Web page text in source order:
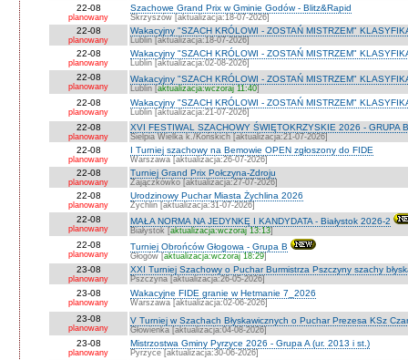
22-08
planowany
Szachowe Grand Prix w Gminie Godów - Blitz&Rapid
Skrzyszów [aktualizacja:18-07-2026]
22-08
planowany
Wakacyjny "SZACH KRÓLOWI - ZOSTAŃ MISTRZEM"
Lublin [aktualizacja:18-07-2026]
22-08
planowany
Wakacyjny "SZACH KRÓLOWI - ZOSTAŃ MISTRZEM"
Lublin [aktualizacja:02-08-2026]
22-08
planowany
Wakacyjny "SZACH KRÓLOWI - ZOSTAŃ MISTRZEM"
Lublin [aktualizacja:wczoraj 11:40]
22-08
planowany
Wakacyjny "SZACH KRÓLOWI - ZOSTAŃ MISTRZEM"
Lublin [aktualizacja:21-07-2026]
22-08
planowany
XVI FESTIWAL SZACHOWY ŚWIĘTOKRZYSKIE 2026 - GRUPA B
Sielpia Wielka k./Końskich [aktualizacja:21-07-2026]
22-08
planowany
I Turniej szachowy na Bemowie OPEN zgłoszony do FIDE
Warszawa [aktualizacja:26-07-2026]
22-08
planowany
Turniej Grand Prix Połczyna-Zdroju
Zajączkówko [aktualizacja:27-07-2026]
22-08
planowany
Urodzinowy Puchar Miasta Żychlina 2026
Żychlin [aktualizacja:31-07-2026]
22-08
planowany
MAŁA NORMA NA JEDYNKĘ I KANDYDATA - Białystok 2026-2
Białystok [aktualizacja:wczoraj 13:13]
22-08
planowany
Turniej Obrońców Głogowa - Grupa B
Głogów [aktualizacja:wczoraj 18:29]
23-08
planowany
XXI Turniej Szachowy o Puchar Burmistrza Pszczyny szachy
Pszczyna [aktualizacja:26-05-2026]
23-08
planowany
Wakacyjne FIDE granie w Hetmanie 7_2026
Warszawa [aktualizacja:02-06-2026]
23-08
planowany
V Turniej w Szachach Błyskawicznych o Puchar Prezesa KSz
Głowienka [aktualizacja:04-08-2026]
23-08
planowany
Mistrzostwa Gminy Pyrzyce 2026 - Grupa A (ur. 2013 i st.)
Pyrzyce [aktualizacja:30-06-2026]